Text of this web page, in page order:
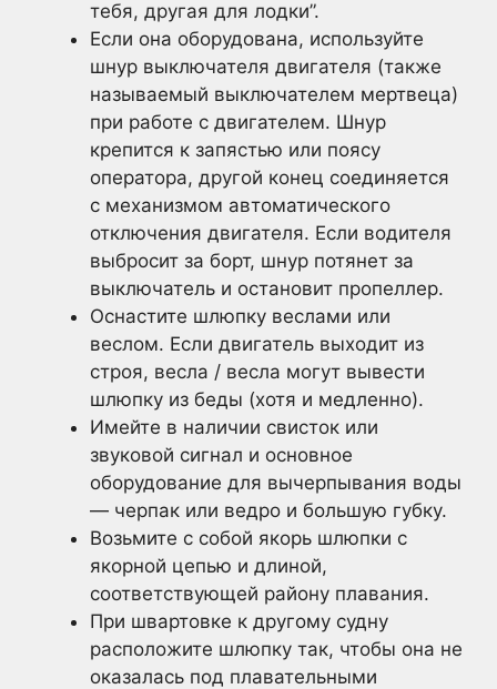
тебя, другая для лодки”.
Если она оборудована, используйте
шнур выключателя двигателя (также
называемый выключателем мертвеца)
при работе с двигателем. Шнур
крепится к запястью или поясу
оператора, другой конец соединяется
с механизмом автоматического
отключения двигателя. Если водителя
выбросит за борт, шнур потянет за
выключатель и остановит пропеллер.
Оснастите шлюпку веслами или
веслом. Если двигатель выходит из
строя, весла / весла могут вывести
шлюпку из беды (хотя и медленно).
Имейте в наличии свисток или
звуковой сигнал и основное
оборудование для вычерпывания воды
— черпак или ведро и большую губку.
Возьмите с собой якорь шлюпки с
якорной цепью и длиной,
соответствующей району плавания.
При швартовке к другому судну
расположите шлюпку так, чтобы она не
оказалась под плавательными